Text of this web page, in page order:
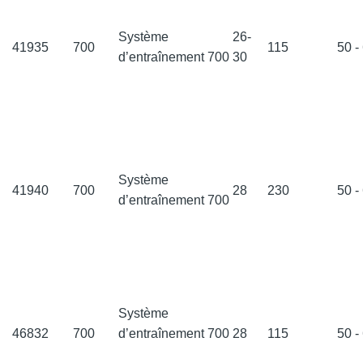
41935 700
Système
d’entraînement 700
26-
30
115 50
41940 700
Système
d’entraînement 700
28 230 50
46832 700
Système
d’entraînement 700 28 115 50